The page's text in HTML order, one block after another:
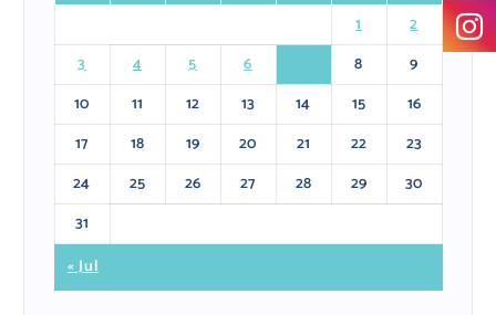
1
2
3
4 5 6 8
9
10
11 12 13 14 15
16
17
18 19 20 21 22
23
24
25 26 27 28 29
30
31
« Jul